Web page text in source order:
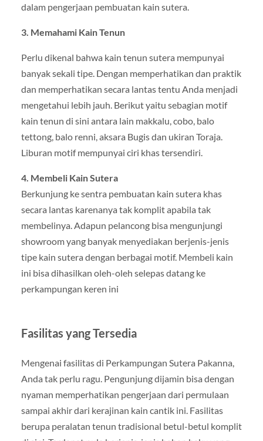
dalam pengerjaan pembuatan kain sutera.
3. Memahami Kain Tenun
Perlu dikenal bahwa kain tenun sutera mempunyai
banyak sekali tipe. Dengan memperhatikan dan praktik
dan memperhatikan secara lantas tentu Anda menjadi
mengetahui lebih jauh. Berikut yaitu sebagian motif
kain tenun di sini antara lain makkalu, cobo, balo
tettong, balo renni, aksara Bugis dan ukiran Toraja.
Liburan motif mempunyai ciri khas tersendiri.
4. Membeli Kain Sutera
Berkunjung ke sentra pembuatan kain sutera khas
secara lantas karenanya tak komplit apabila tak
membelinya. Adapun pelancong bisa mengunjungi
showroom yang banyak menyediakan berjenis-jenis
tipe kain sutera dengan berbagai motif. Membeli kain
ini bisa dihasilkan oleh-oleh selepas datang ke
perkampungan keren ini
Fasilitas yang Tersedia
Mengenai fasilitas di Perkampungan Sutera Pakanna,
Anda tak perlu ragu. Pengunjung dijamin bisa dengan
nyaman memperhatikan pengerjaan dari permulaan
sampai akhir dari kerajinan kain cantik ini. Fasilitas
berupa peralatan tenun tradisional betul-betul komplit